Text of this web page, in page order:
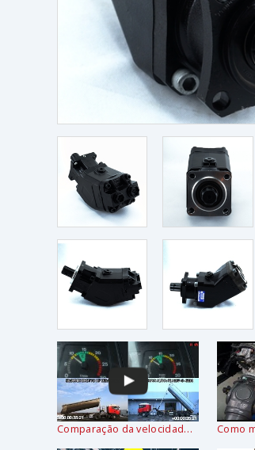
Comparação da velocidade do sistema hidráulico HYVA com os concorrentes